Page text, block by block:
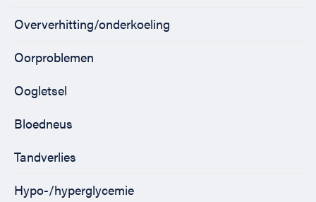
Oververhitting/onderkoeling
Oorproblemen
Oogletsel
Bloedneus
Tandverlies
Hypo-/hyperglycemie